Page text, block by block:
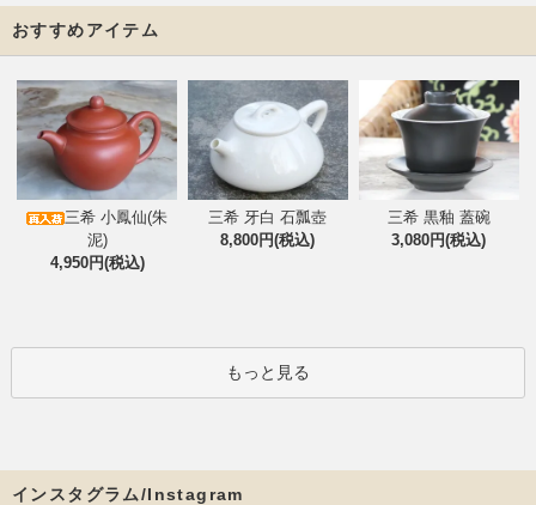
おすすめアイテム
三希 小鳳仙(朱
泥)
4,950円(税込)
三希 牙白 石瓢壺
8,800円(税込)
三希 黒釉 蓋碗
3,080円(税込)
もっと見る
インスタグラム/Instagram